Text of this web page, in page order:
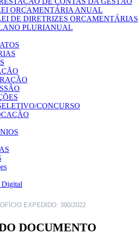
ORÇAMENTÁRIA ANUAL
DE DIRETRIZES ORÇAMENTÁRIAS
PLURIANUAL
CONCURSO
Digital
OFÍCIO EXPEDIDO: 390/2022
DOCUMENTO